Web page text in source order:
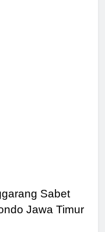
Sabet
Jawa Timur